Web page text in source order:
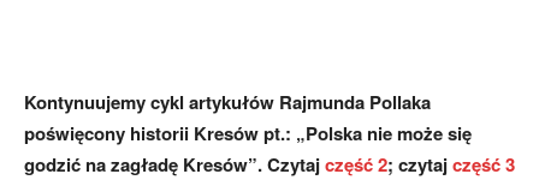
Kontynuujemy cykl artykułów Rajmunda Pollaka
poświęcony historii Kresów pt.: „Polska nie może się
godzić na zagładę Kresów”. Czytajczęść 2; czytajczęść 3